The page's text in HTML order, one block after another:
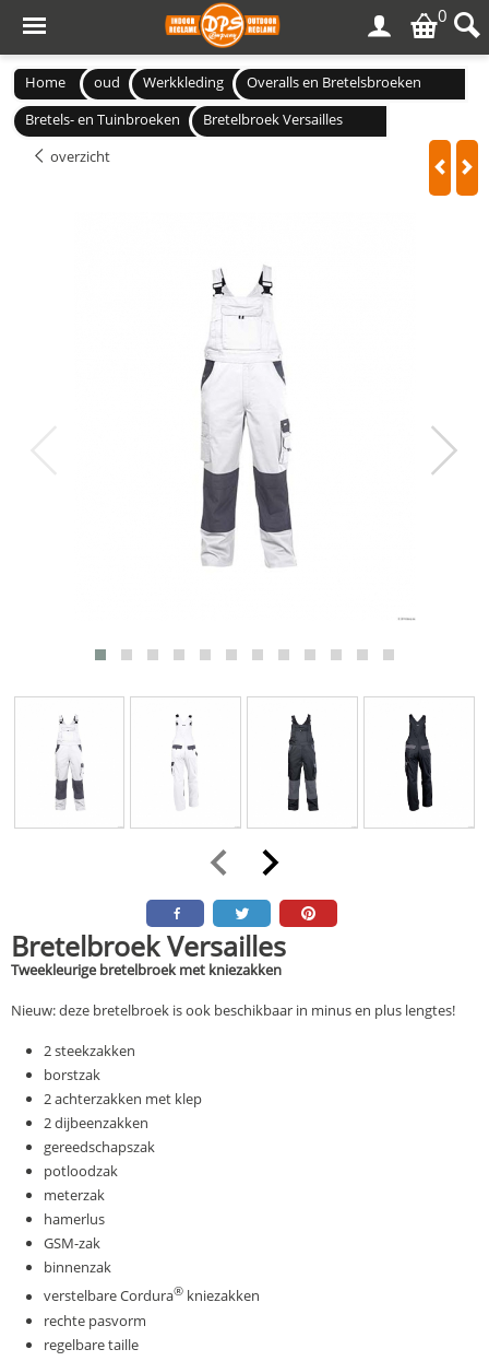
0
Home oud Werkkleding
Overalls en Bretelsbroeken
Bretels- en Tuinbroeken
Bretelbroek Versailles
overzicht
Bretelbroek Versailles
Tweekleurige bretelbroek met kniezakken
Nieuw: deze bretelbroek is ook beschikbaar in minus en plus lengtes!
2 steekzakken
borstzak
2 achterzakken met klep
2 dijbeenzakken
gereedschapszak
potloodzak
meterzak
hamerlus
GSM-zak
binnenzak
verstelbare Cordura® kniezakken
rechte pasvorm
regelbare taille